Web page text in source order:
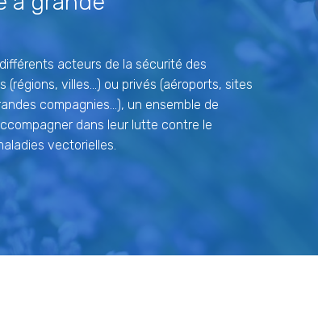
acteurs de la sécurité des
(régions, villes…) ou privés (aéroports, sites
compagnies…), un ensemble de
dans leur lutte contre le
vectorielles.